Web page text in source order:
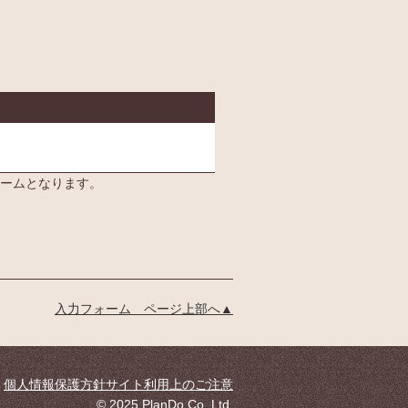
れた介護施設等の資料の送
（2）提供する個人情報の項
（3）提供の手段又は方法：
資料請求時ご入力いただい
た電子データを、介護施設
りダウンロード。 （管理画
面はSSL化）やメール等
（4）当該情報の提供を受け
ムとなります。
入力フォーム ページ上部へ▲
個人情報保護方針サイト利用上のご注意
© 2025 PlanDo Co.,Ltd.